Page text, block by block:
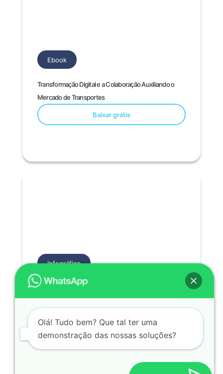
Transformação Digital e a Colaboração Auxiliando o
Mercado de Transportes
Baixar grátis
Ebook
5 Melhores Ferramentas para Otimizar a Cadeia de
Suprimento
Baixar grátis
Infográfico
Olá! Tudo bem? Que tal ter uma
demonstração das nossas soluções?